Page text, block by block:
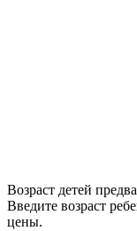
Возраст детей
Введите возраст
цены.